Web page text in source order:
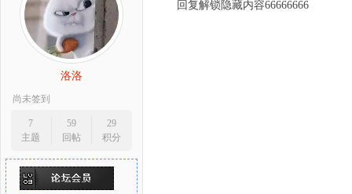
洛洛
尚未签到
7
主题
59
回帖
29
积分
回复解锁隐藏内容66666666